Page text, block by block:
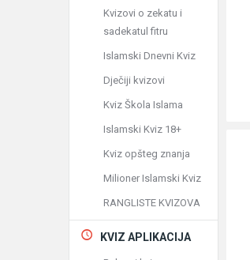
Kvizovi o zekatu i
sadekatul fitru
Islamski Dnevni Kviz
Dječiji kvizovi
Kviz Škola Islama
Islamski Kviz 18+
Kviz opšteg znanja
Milioner Islamski Kviz
RANGLISTE KVIZOVA
KVIZ APLIKACIJA